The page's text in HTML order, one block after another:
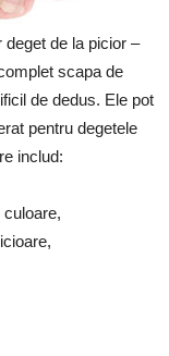
de la picior –
scapa de
de dedus. Ele pot
pentru degetele
includ: